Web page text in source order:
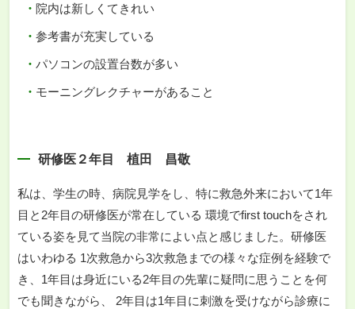
院内は新しくてきれい
参考書が充実している
パソコンの設置台数が多い
モーニングレクチャーがあること
研修医２年目 植田 昌敬
私は、学生の時、病院見学をし、特に救急外来において1年
目と2年目の研修医が常在している 環境でfirst touchをされ
ている姿を見て当院の非常によい点と感じました。研修医
はいわゆる 1次救急から3次救急までの様々な症例を経験で
き、1年目は身近にいる2年目の先輩に疑問に思うことを何
でも聞きながら、 2年目は1年目に刺激を受けながら診療に